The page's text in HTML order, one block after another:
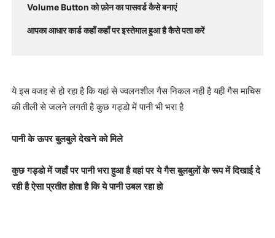
Volume Button को फ़ोन का पासवर्ड कैसे बनाएं
आपका आधार कार्ड कहाँ कहाँ पर इस्तेमाल हुआ है कैसे पता करें
ये इस वजह से हो रहा है कि यहां से ज्वलनशील गैस निकल नही है यही गैस माचिस
की तीली से जलने लगती है कुछ गड्डो में पानी भी भरा है
पानी के ऊपर बुलबुले देखने को मिले
कुछ गड्डो में जहाँ पर पानी भरा हुआ है वहां पर ये गैस बुलबुलों के रूप में दिखाई दे
रही है ऐसा प्रतीत होता है कि ये पानी उबल रहा हो